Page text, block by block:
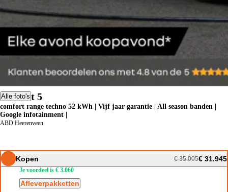
Alle foto's
Renault 5
comfort range techno 52 kWh | Vijf jaar garantie | All season banden |
Google infotainment |
ABD Heerenveen
Kopen € 35.005€ 31.945
Je voordeel is € 3.060
Afleverpakketten